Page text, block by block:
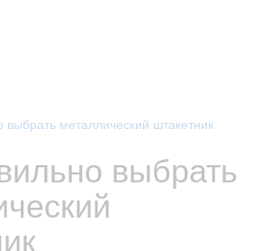
выбрать металлический штакетник
выбрать